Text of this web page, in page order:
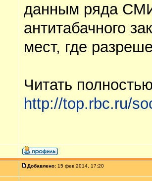
данным ряда
антитабачного
мест, где
Читать
http://top.rbc.ru/
Добавлено: 15 фев 2014, 17:20